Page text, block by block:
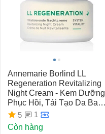
Annemarie Borlind LL
Regeneration Revitalizing
Night Cream - Kem Dưỡng
Phục Hồi, Tái Tạo Da Ban
Đêm
5
1
Còn hàng